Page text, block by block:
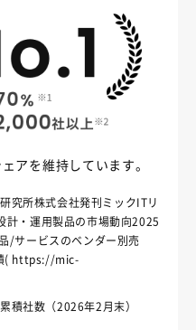
アを維持しています。
究所株式会社発刊ミックITリ
・運用製品の市場動向2025
/サービスのベンダー別売
( https://mic-
積社数（2026年2月末）